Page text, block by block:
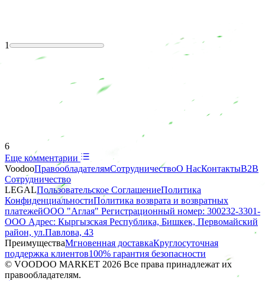
1
6
Еще комментарии
VoodooПравообладателямСотрудничествоО НасКонтактыB2B
Сотрудничество
LEGALПользовательское СоглашениеПолитика
КонфиденциальностиПолитика возврата и возвратных
платежейООО "Аглая" Регистрационный номер: 300232-3301-
ООО Адрес: Кыргызская Республика, Бишкек, Первомайский
район, ул.Павлова, 43
ПреимуществаМгновенная доставкаКруглосуточная
поддержка клиентов100% гарантия безопасности
© VOODOO MARKET 2026 Все права принадлежат их
правообладателям.